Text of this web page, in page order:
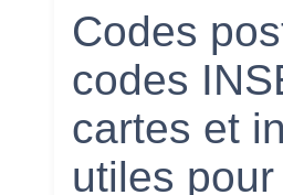
Codes
codes
cartes et
utiles